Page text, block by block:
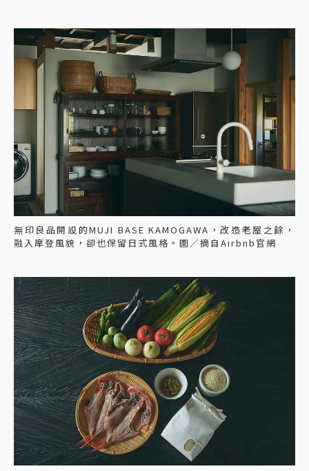
無印良品開設的MUJI BASE KAMOGAWA，改造老屋之餘，
融入摩登風貌，卻也保留日式風格。圖／摘自Airbnb官網